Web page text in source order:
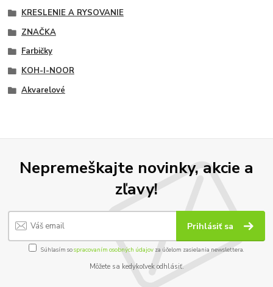
KRESLENIE A RYSOVANIE
ZNAČKA
Farbičky
KOH-I-NOOR
Akvarelové
Nepremeškajte novinky, akcie a
zľavy!
Prihlásiť sa
Súhlasím sospracovaním osobných údajov za účelom zasielania newslettera.
Môžete sa kedykoľvek odhlásiť.